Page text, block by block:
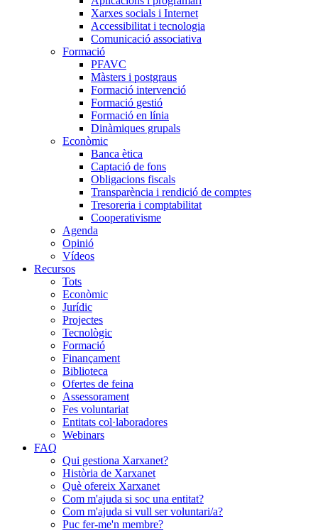
Xarxes socials i Internet
Accessibilitat i tecnologia
Comunicació associativa
Formació
PFAVC
Màsters i postgraus
Formació intervenció
Formació gestió
Formació en línia
Dinàmiques grupals
Econòmic
Banca ètica
Captació de fons
Obligacions fiscals
Transparència i rendició de comptes
Tresoreria i comptabilitat
Cooperativisme
Agenda
Opinió
Vídeos
Recursos
Tots
Econòmic
Jurídic
Projectes
Tecnològic
Formació
Finançament
Biblioteca
Ofertes de feina
Assessorament
Fes voluntariat
Entitats col·laboradores
Webinars
FAQ
Qui gestiona Xarxanet?
Història de Xarxanet
Què ofereix Xarxanet
Com m'ajuda si soc una entitat?
Com m'ajuda si vull ser voluntari/a?
Puc fer-me'n membre?